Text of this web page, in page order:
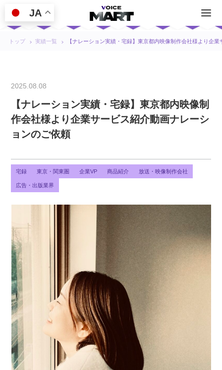
トップ 実績一覧 【ナレーション実績・宅録】東京都内映像制作会社様より企
2025.08.08
【ナレーション実績・宅録】東京都内映像制
作会社様より企業サービス紹介動画ナレーシ
ョンのご依頼
宅録 東京・関東圏 企業VP 商品紹介 放送・映像制作会社
広告・出版業界
JA